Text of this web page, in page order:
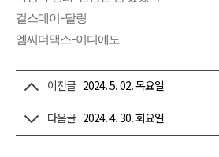
걸스데이-달링
엠씨더맥스-어디에도
이전글 2024. 5. 02. 목요일
다음글 2024. 4. 30. 화요일